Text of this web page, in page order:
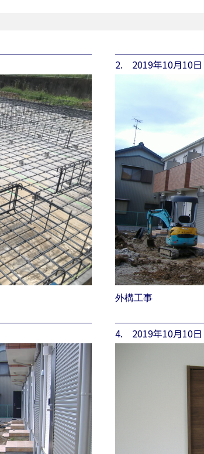
2. 2019年10月10日
外構工事
4. 2019年10月10日